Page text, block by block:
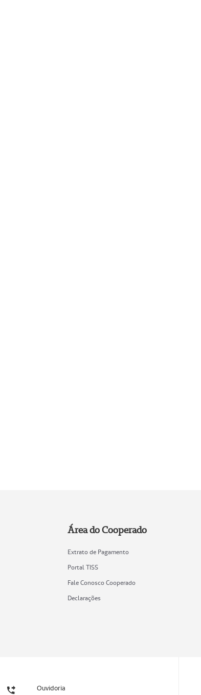
Área do Cooperado
Extrato de Pagamento
Portal TISS
Fale Conosco Cooperado
Declarações
Ouvidoria